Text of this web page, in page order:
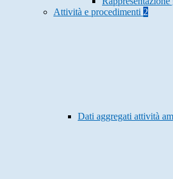
Attività e procedimenti 2
Dati aggregati attività